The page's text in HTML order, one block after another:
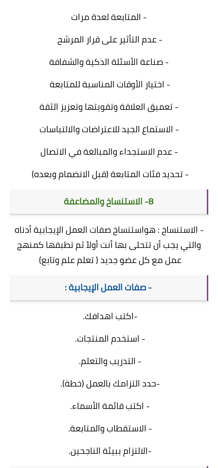
- المتابعة لعدة مرات
- عدم التأثير على قرار المرشح
- صناعة الأسئلة الذكية والشفافة
- اختيار الأوقات المناسبة للمتابعة
- تعميق العلاقة وتقويتها وتعزيز الثقة
- الاستماع الجيد للاعتراضات والالتباسات
- عدم الاستجداء والمبالغة في الاتصال
- تحديد فئات المتابعة (قبل الانضمام وبعده)
8- الاستنساخ والمضاعفة
- الاستنساخ : هواستنساخ صفات العمل الإيجابية أدناه
والتي يجب أن تتحلى بها أنت أولاً ثم تطبقها كمنهج
عمل مع كل عضو جديد ( تعلم علم وتابع)
- صفات العمل الإيجابية :
-اكتب اهدافك.
- استخدم المنتجات.
- التدريب والتعلم.
-حدد التزامك بالعمل (خطة).
- اكتب قائمة الأسماء.
- الاستقطاب والمتابعة.
-الالتزام ببيئة الناجحين.